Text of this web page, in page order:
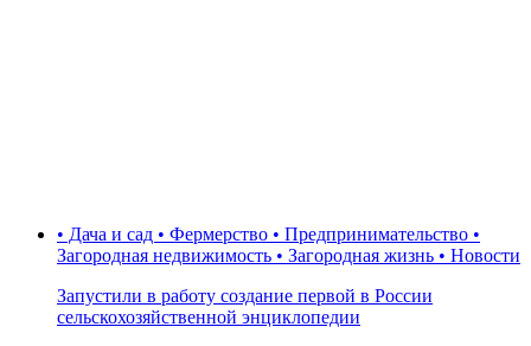
• Дача и сад • Фермерство • Предпринимательство •
Загородная недвижимость • Загородная жизнь • Новости
Запустили в работу создание первой в России
сельскохозяйственной энциклопедии